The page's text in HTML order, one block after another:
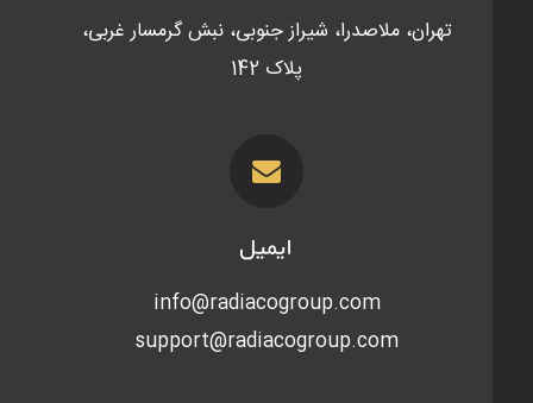
تهران، ملاصدرا، شیراز جنوبی، نبش گرمسار غربی،
پلاک 142
ایمیل
info@radiacogroup.com
support@radiacogroup.com